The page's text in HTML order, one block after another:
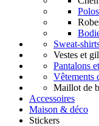
Polos
Sweat-
Vestes et
Pantalons
Vêtements
Maillot de
Accessoires
Maison & déco
Stickers